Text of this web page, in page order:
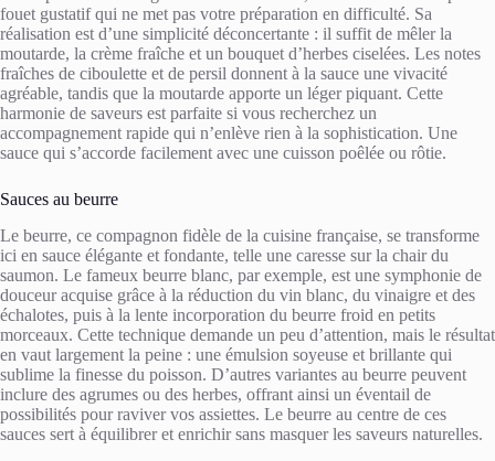
fouet gustatif qui ne met pas votre préparation en difficulté. Sa
réalisation est d’une simplicité déconcertante : il suffit de mêler la
moutarde, la crème fraîche et un bouquet d’herbes ciselées. Les notes
fraîches de ciboulette et de persil donnent à la sauce une vivacité
agréable, tandis que la moutarde apporte un léger piquant. Cette
harmonie de saveurs est parfaite si vous recherchez un
accompagnement rapide qui n’enlève rien à la sophistication. Une
sauce qui s’accorde facilement avec une cuisson poêlée ou rôtie.
Sauces au beurre
Le beurre, ce compagnon fidèle de la cuisine française, se transforme
ici en sauce élégante et fondante, telle une caresse sur la chair du
saumon. Le fameux beurre blanc, par exemple, est une symphonie de
douceur acquise grâce à la réduction du vin blanc, du vinaigre et des
échalotes, puis à la lente incorporation du beurre froid en petits
morceaux. Cette technique demande un peu d’attention, mais le résultat
en vaut largement la peine : une émulsion soyeuse et brillante qui
sublime la finesse du poisson. D’autres variantes au beurre peuvent
inclure des agrumes ou des herbes, offrant ainsi un éventail de
possibilités pour raviver vos assiettes. Le beurre au centre de ces
sauces sert à équilibrer et enrichir sans masquer les saveurs naturelles.